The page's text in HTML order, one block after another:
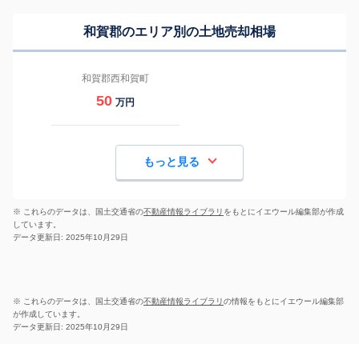
和賀郡のエリア別の土地売却相場
和賀郡西和賀町
50 万円
もっと見る
※ これらのデータは、国土交通省の不動産情報ライブラリ をもとにイエウール編集部が作成
しています。
データ更新日: 2025年10月29日
※ これらのデータは、国土交通省の不動産情報ライブラリの情報をもとにイエウール編集部
が作成しています。
データ更新日: 2025年10月29日